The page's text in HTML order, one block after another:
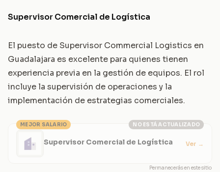
Supervisor Comercial de Logística
El puesto de Supervisor Commercial Logistics en
Guadalajara es excelente para quienes tienen
experiencia previa en la gestión de equipos. El rol
incluye la supervisión de operaciones y la
implementación de estrategias comerciales.
NO ESTÁ ACTUALIZADO
MEJOR SALARIO
Supervisor Comercial de Logística Ver →
Permanecerás en este sitio